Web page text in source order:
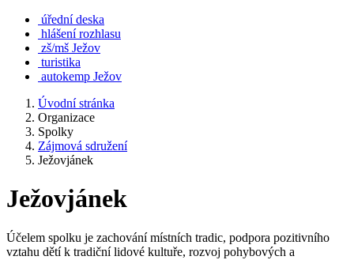
úřední deska
hlášení rozhlasu
zš/mš Ježov
turistika
autokemp Ježov
Úvodní stránka
Organizace
Spolky
Zájmová sdružení
Ježovjánek
Ježovjánek
Účelem spolku je zachování místních tradic, podpora pozitivního
vztahu dětí k tradiční lidové kultuře, rozvoj pohybových a